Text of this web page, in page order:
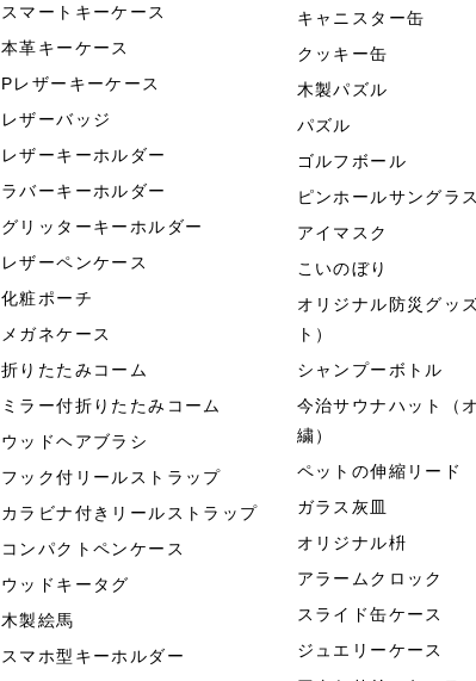
スマートキーケース
本革キーケース
Pレザーキーケース
レザーバッジ
レザーキーホルダー
ラバーキーホルダー
グリッターキーホルダー
レザーペンケース
化粧ポーチ
メガネケース
折りたたみコーム
ミラー付折りたたみコーム
ウッドヘアブラシ
フック付リールストラップ
カラビナ付きリールストラップ
コンパクトペンケース
ウッドキータグ
木製絵馬
スマホ型キーホルダー
キャニスター缶
クッキー缶
木製パズル
パズル
ゴルフボール
ピンホールサングラス
アイマスク
こいのぼり
オリジナル防災グッ
ト）
シャンプーボトル
今治サウナハット（
繍）
ペットの伸縮リード
ガラス灰皿
オリジナル枡
アラームクロック
スライド缶ケース
ジュエリーケース